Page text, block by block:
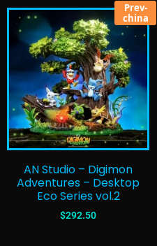
Prev-
china
AN Studio – Digimon
Adventures – Desktop
Eco Series vol.2
$292.50